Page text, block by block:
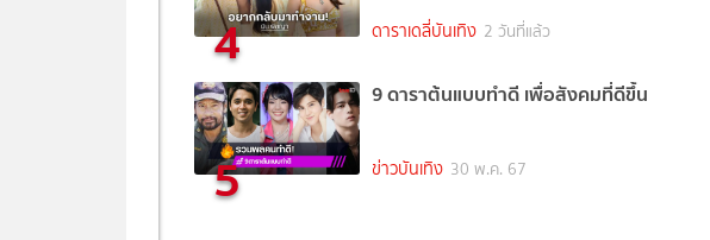
4 ดาราเดลี่บันเทิง 2 วันที่แล้ว
5
9 ดาราต้นแบบทำดี เพื่อสังคมที่ดีขึ้น
ข่าวบันเทิง 30 พ.ค. 67